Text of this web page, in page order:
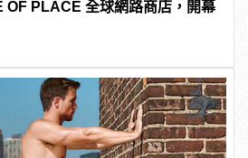
OF PLACE 全球網路商店，開幕